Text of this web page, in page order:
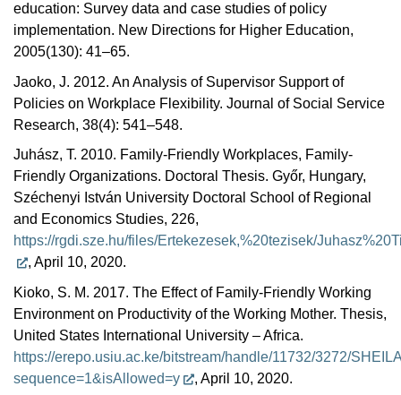
education: Survey data and case studies of policy
implementation. New Directions for Higher Education,
2005(130): 41–65.
Jaoko, J. 2012. An Analysis of Supervisor Support of
Policies on Workplace Flexibility. Journal of Social Service
Research, 38(4): 541–548.
Juhász, T. 2010. Family-Friendly Workplaces, Family-
Friendly Organizations. Doctoral Thesis. Győr, Hungary,
Széchenyi István University Doctoral School of Regional
and Economics Studies, 226,
https://rgdi.sze.hu/files/Ertekezesek,%20tezisek/
, April 10, 2020.
Kioko, S. M. 2017. The Effect of Family-Friendly Working
Environment on Productivity of the Working Mother. Thesis,
United States International University – Africa.
https://erepo.usiu.ac.ke/bitstream/handle/11732/3272/
sequence=1&isAllowed=y
, April 10, 2020.